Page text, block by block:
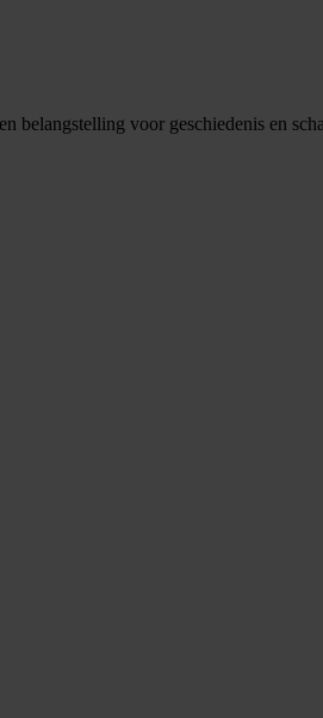
belangstelling voor geschiedenis en